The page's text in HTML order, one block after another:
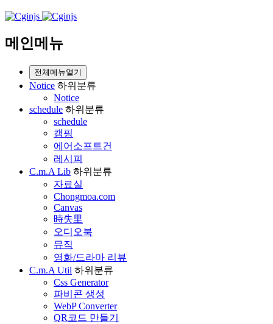
메인메뉴
전체메뉴열기
Notice 하위분류
Notice
schedule 하위분류
schedule
캠핑
에어소프트건
레시피
C.m.A Lib 하위분류
자료실
Chongmoa.com
Canvas
時失里
오디오북
뮤직
영화/드라마 리뷰
C.m.A Util 하위분류
Css Generator
파비콘 생성
WebP Converter
QR코드 만들기